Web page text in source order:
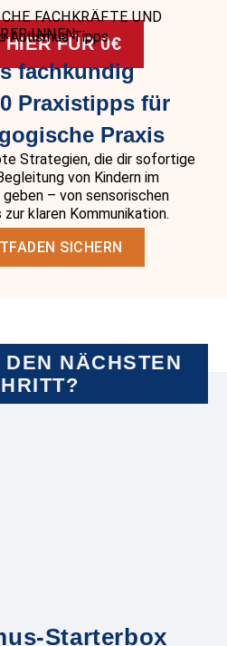
HIER FÜR 0€
FACHKRÄFTE UND
fachkundig
Praxistipps für
Praxis
Strategien, die dir sofortige
von Kindern im
– von sensorischen
klaren Kommunikation.
SICHERN
NÄCHSTEN
Starterbox